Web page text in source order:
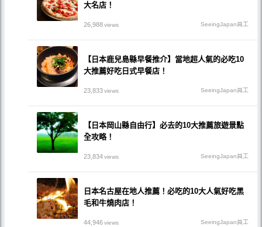
大名店！
26,988views SeeingJapan員工
【日本鹿兒島縣早餐推介】當地超人氣的必吃10
大推薦好吃日式早餐店！
23,833views SeeingJapan員工
【日本岡山縣自由行】必去的10大推薦旅遊景點
全攻略！
23,834views SeeingJapan員工
日本名古屋在地人推薦！必吃的10大人氣好吃黑
毛和牛燒肉店！
44,946views SeeingJapan員工